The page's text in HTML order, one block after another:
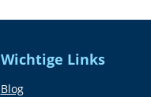
Wichtige Links
Blog